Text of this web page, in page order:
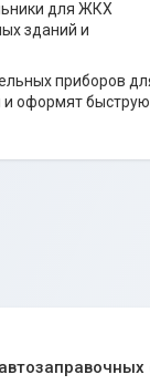
для ЖКХ
зданий и
приборов
оформят быструю